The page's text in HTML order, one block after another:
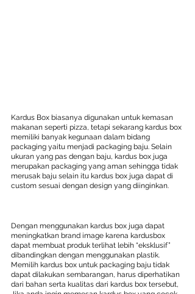
Kardus Box biasanya digunakan untuk kemasan
makanan seperti pizza, tetapi sekarang kardus box
memiliki banyak kegunaan dalam bidang
packaging yaitu menjadi packaging baju. Selain
ukuran yang pas dengan baju, kardus box juga
merupakan packaging yang aman sehingga tidak
merusak baju selain itu kardus box juga dapat di
custom sesuai dengan design yang diinginkan.
Dengan menggunakan kardus box juga dapat
meningkatkan brand image karena kardusbox
dapat membuat produk terlihat lebih “eksklusif”
dibandingkan dengan menggunakan plastik.
Memilih kardus box untuk packaging baju tidak
dapat dilakukan sembarangan, harus diperhatikan
dari bahan serta kualitas dari kardus box tersebut,